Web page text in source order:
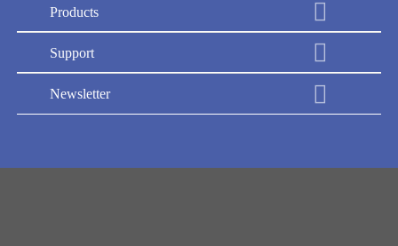
Products
Support
Newsletter